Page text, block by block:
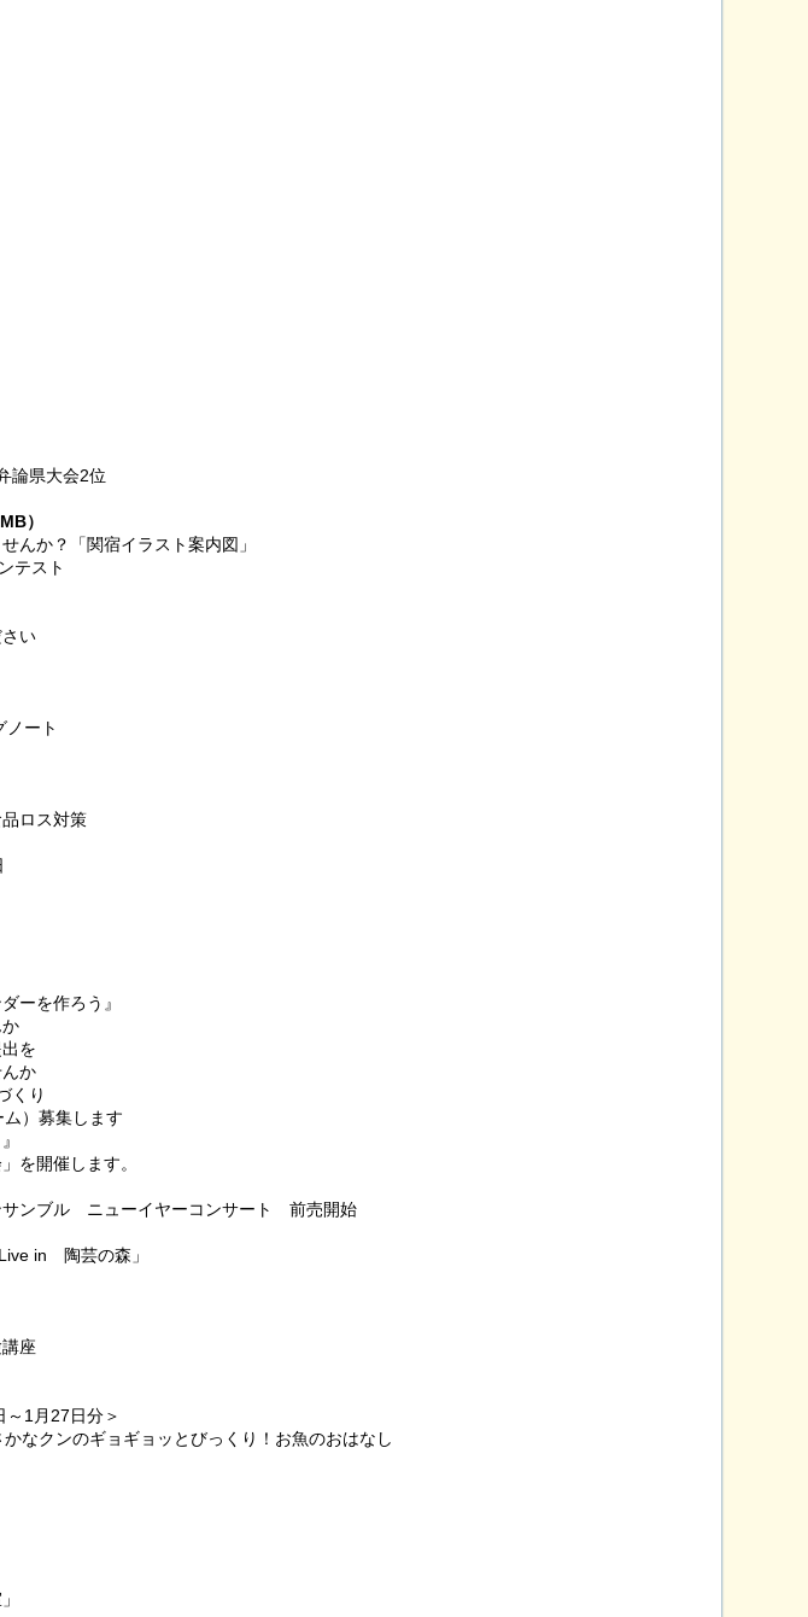
論県大会2位
）
か？「関宿イラスト案内図」
テスト
い
ート
ロス対策
ーを作ろう』
を
か
くり
）募集します
を開催します。
ンブル ニューイヤーコンサート 前売開始
in 陶芸の森」
座
1月27日分＞
クンのギョギョッとびっくり！お魚のおはなし